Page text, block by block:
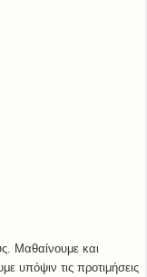
Μαθαίνουμε και
υπόψιν τις προτιμήσεις